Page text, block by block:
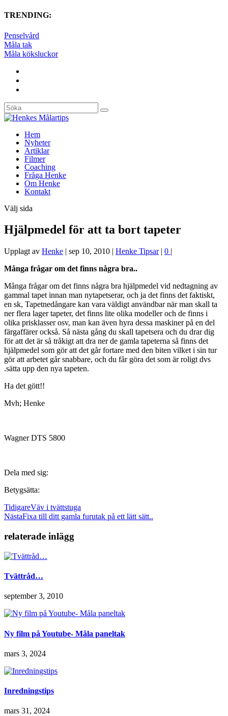
TRENDING:
Penselvård
Måla tak
Måla köksluckor
Hem
Nyheter
Artiklar
Filmer
Coaching
Fråga Henke
Om Henke
Kontakt
Välj sida
Hjälpmedel för att ta bort tapeter
Upplagt av Henke | sep 10, 2010 | Henke Tipsar| 0 |
Många frågar om det finns några bra..
Många frågar om det finns några bra hjälpmedel vid nedtagning av
gammal tapet innan man nytapetserar, och ja det finns det faktiskt,
en sk, Tapetnedångare kan vara väldigt användbar när man skall ta
ner flera lager tapeter, det finns lite olika modeller och de finns i
olika prisklasser osv, man kan även hyra dessa maskiner på en del
färgaffärer också. Så nästa gång du skall tapetsera och du drar dig
för att det är så tråkigt att dra ner de gamla tapeterna så finns det
hjälpmedel som gör att det går fortare med den biten vilket i sin tur
gör att arbetet går snabbare, och du får göra det som är roligt dvs
.sätta upp den nya tapeten.
Ha det gött!!
Mvh; Henke
Wagner DTS 5800
Dela med sig:
Betygsätta:
TidigareVäv i tvättstuga
NästaFixa till ditt gamla furutak på ett lätt sätt..
relaterade inlägg
Tvättråd…
september 3, 2010
Ny film på Youtube- Måla paneltak
mars 3, 2024
Inredningstips
mars 31, 2024